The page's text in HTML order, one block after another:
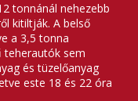
tonnánál nehezebb
kitiltják. A belső
a 3,5 tonna
teherautók sem
és tüzelőanyag
este 18 és 22 óra